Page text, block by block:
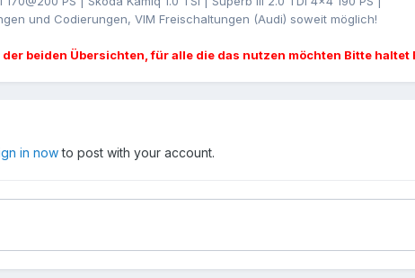
und Codierungen, VIM Freischaltungen (Audi) soweit möglich!
beiden Übersichten, für alle die das nutzen möchten Bitte haltet
in nowto post with your account.